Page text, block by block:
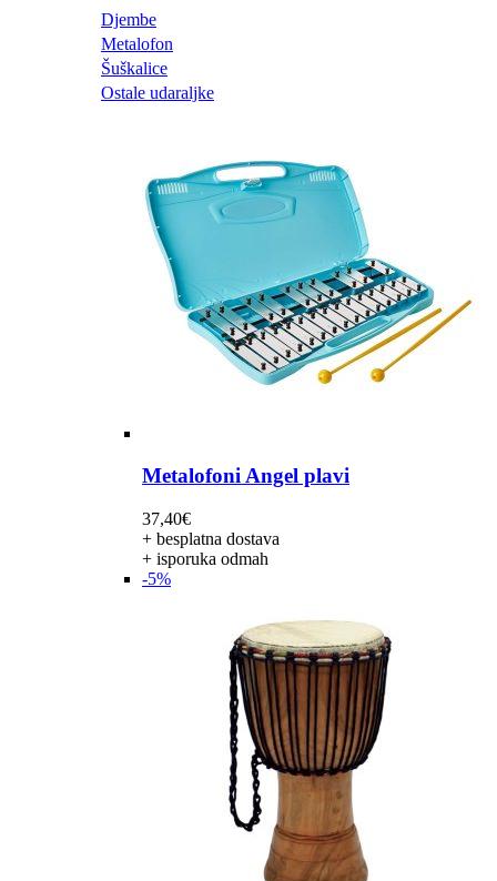
Djembe
Metalofon
Šuškalice
Ostale udaraljke
Metalofoni Angel plavi
37,40€
+ besplatna dostava
+ isporuka odmah
-5%